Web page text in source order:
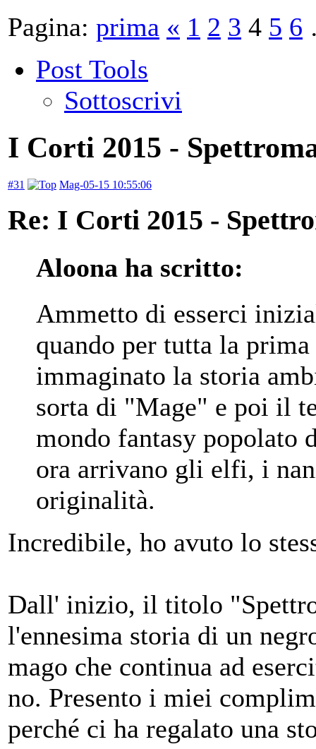
Pagina: prima « 1 2 3 4 5 6
Post Tools
Sottoscrivi
I Corti 2015 -
#31 Mag-05-15 10:55:06
Re: I Corti 2015 -
Aloona ha scritto:
Ammetto di esserci
quando per tutta la
immaginato la storia
sorta di "Mage" e poi il
mondo fantasy popolato
ora arrivano gli elfi, i
originalità.
Incredibile, ho avuto lo
Dall' inizio, il titolo
l'ennesima storia di un
mago che continua ad
no. Presento i miei
perché ci ha regalato una